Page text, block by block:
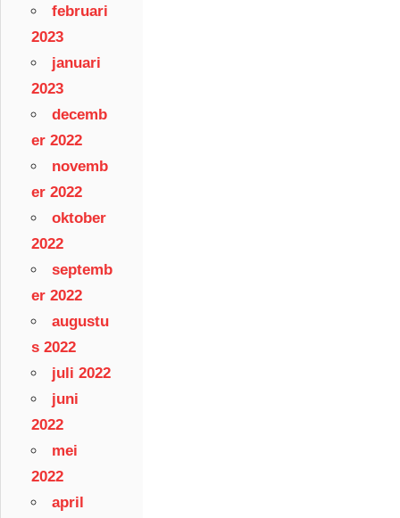
februari
2023
januari
2023
decemb
er 2022
novemb
er 2022
oktober
2022
septemb
er 2022
augustu
s 2022
juli 2022
juni
2022
mei
2022
april